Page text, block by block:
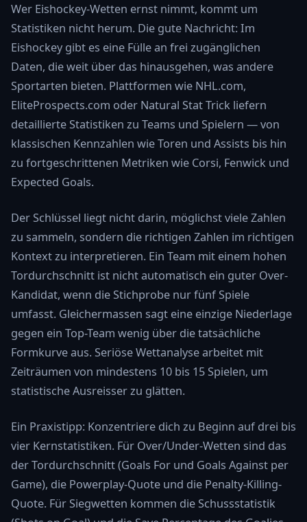
Wer Eishockey-Wetten ernst nimmt, kommt um
Statistiken nicht herum. Die gute Nachricht: Im
Eishockey gibt es eine Fülle an frei zugänglichen
Daten, die weit über das hinausgehen, was andere
Sportarten bieten. Plattformen wie NHL.com,
EliteProspects.com oder Natural Stat Trick liefern
detaillierte Statistiken zu Teams und Spielern — von
klassischen Kennzahlen wie Toren und Assists bis hin
zu fortgeschrittenen Metriken wie Corsi, Fenwick und
Expected Goals.
Der Schlüssel liegt nicht darin, möglichst viele Zahlen
zu sammeln, sondern die richtigen Zahlen im richtigen
Kontext zu interpretieren. Ein Team mit einem hohen
Tordurchschnitt ist nicht automatisch ein guter Over-
Kandidat, wenn die Stichprobe nur fünf Spiele
umfasst. Gleichermassen sagt eine einzige Niederlage
gegen ein Top-Team wenig über die tatsächliche
Formkurve aus. Seriöse Wettanalyse arbeitet mit
Zeiträumen von mindestens 10 bis 15 Spielen, um
statistische Ausreisser zu glätten.
Ein Praxistipp: Konzentriere dich zu Beginn auf drei bis
vier Kernstatistiken. Für Over/Under-Wetten sind das
der Tordurchschnitt (Goals For und Goals Against per
Game), die Powerplay-Quote und die Penalty-Killing-
Quote. Für Siegwetten kommen die Schussstatistik